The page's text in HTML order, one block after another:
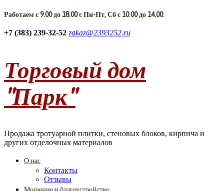
Работаем с 9.00 до 18.00 с Пн-Пт, Сб с 10.00 до 14.00.
+7 (383) 239-32-52 zakaz@2393252.ru
Торговый дом
"Парк"
Продажа тротуарной плитки, стеновых блоков, кирпича и
других отделочных материалов
О нас
Контакты
Отзывы